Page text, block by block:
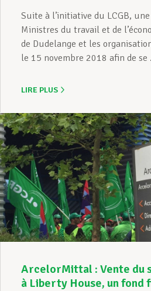
Suite à l’initiative du LCGB,
Ministres du travail et de
de Dudelange et les
le 15 novembre 2018 afin de se
LIRE PLUS
ArcelorMittal : Vente du
à Liberty House, un fond